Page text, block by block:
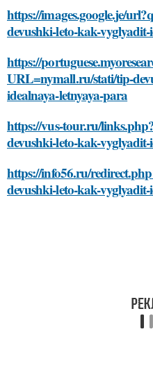
https://images.google.je/
devushki-leto-kak-
https://
URL=nymall.ru/stati/tip-
idealnaya-letnyaya-para
https://vus-tour.ru/
devushki-leto-kak-
https://info56.ru/
devushki-leto-kak-